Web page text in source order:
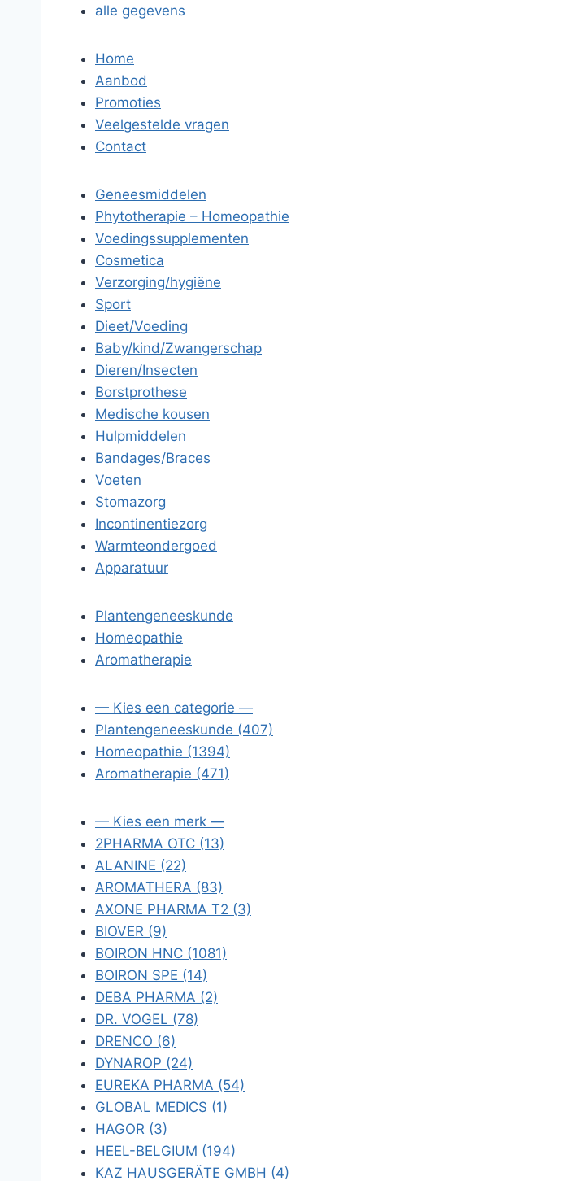
alle gegevens
Home
Aanbod
Promoties
Veelgestelde vragen
Contact
Geneesmiddelen
Phytotherapie – Homeopathie
Voedingssupplementen
Cosmetica
Verzorging/hygiëne
Sport
Dieet/Voeding
Baby/kind/Zwangerschap
Dieren/Insecten
Borstprothese
Medische kousen
Hulpmiddelen
Bandages/Braces
Voeten
Stomazorg
Incontinentiezorg
Warmteondergoed
Apparatuur
Plantengeneeskunde
Homeopathie
Aromatherapie
— Kies een categorie —
Plantengeneeskunde (407)
Homeopathie (1394)
Aromatherapie (471)
— Kies een merk —
2PHARMA OTC (13)
ALANINE (22)
AROMATHERA (83)
AXONE PHARMA T2 (3)
BIOVER (9)
BOIRON HNC (1081)
BOIRON SPE (14)
DEBA PHARMA (2)
DR. VOGEL (78)
DRENCO (6)
DYNAROP (24)
EUREKA PHARMA (54)
GLOBAL MEDICS (1)
HAGOR (3)
HEEL-BELGIUM (194)
KAZ HAUSGERÄTE GMBH (4)